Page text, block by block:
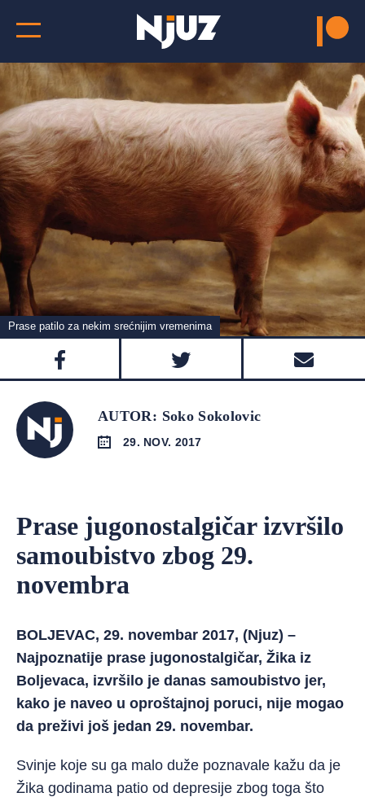
Prase patilo za nekim srećnijim vremenima
AUTOR: Soko Sokolovic
29. NOV. 2017
Prase jugonostalgičar izvršilo
samoubistvo zbog 29.
novembra
BOLJEVAC, 29. novembar 2017, (Njuz) –
Najpoznatije prase jugonostalgičar, Žika iz
Boljevaca, izvršilo je danas samoubistvo jer,
kako je naveo u oproštajnoj poruci, nije mogao
da preživi još jedan 29. novembar.
Svinje koje su ga malo duže poznavale kažu da je
Žika godinama patio od depresije zbog toga što